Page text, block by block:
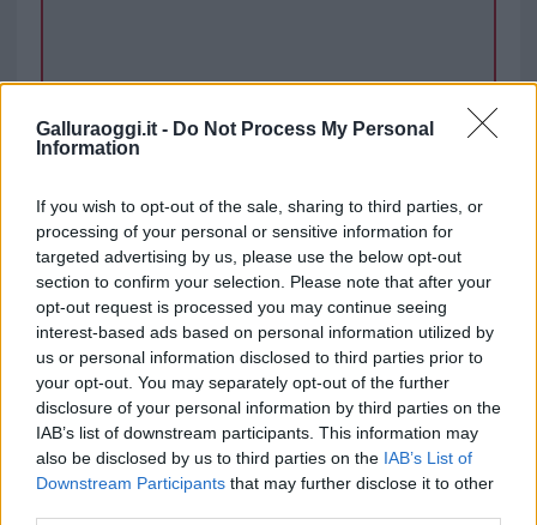
Galluraoggi.it - Do Not Process My Personal
Information
If you wish to opt-out of the sale, sharing to third parties, or
processing of your personal or sensitive information for
targeted advertising by us, please use the below opt-out
section to confirm your selection. Please note that after your
opt-out request is processed you may continue seeing
interest-based ads based on personal information utilized by
us or personal information disclosed to third parties prior to
your opt-out. You may separately opt-out of the further
disclosure of your personal information by third parties on the
IAB’s list of downstream participants. This information may
also be disclosed by us to third parties on the IAB’s List of
Downstream Participants that may further disclose it to other
Sei già abbonato?
Puoi effettuare l'accesso andando nella
sezioneLogindal menù del sito o
cliccandoqui